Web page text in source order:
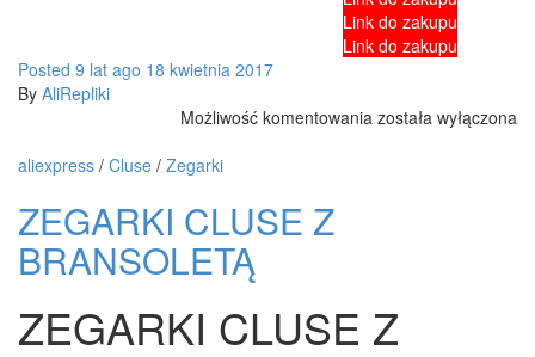
Link do zakupu
Link do zakupu
Posted 9 lat ago 18 kwietnia 2017
By AliRepliki
Możliwość komentowania Markowe
została wyłączona
aliexpress / Cluse / Zegarki
ZEGARKI CLUSE Z
BRANSOLETĄ
ZEGARKI CLUSE Z